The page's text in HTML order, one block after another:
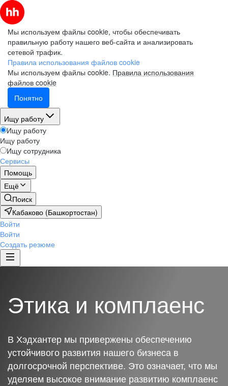
Мы используем файлы cookie, чтобы обеспечивать
правильную работу нашего веб-сайта и анализировать
сетевой трафик.
Правила использования файлов cookie
Мы используем файлы cookie. Правила использования
файлов cookie
Понятно
Ищу работу
Ищу работу
Ищу работу
Ищу сотрудника
Сервисы
Помощь
Ещё
Поиск
Кабаково (Башкортостан)
Войти
Войти
Создать резюме
Этика и комплаенс
В Хэдхантер мы привержены обеспечению
устойчивого развития нашего бизнеса в
долгосрочной перспективе. Это означает, что мы
уделяем высокое внимание развитию комплаенс